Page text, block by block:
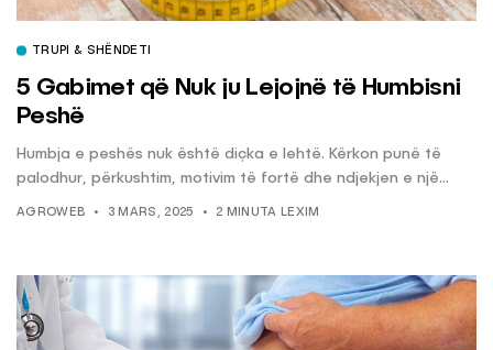
TRUPI & SHËNDETI
5 Gabimet që Nuk ju Lejojnë të Humbisni
Peshë
Humbja e peshës nuk është diçka e lehtë. Kërkon punë të
palodhur, përkushtim, motivim të fortë dhe ndjekjen e një...
AGROWEB 3 MARS, 2025 2 MINUTA LEXIM